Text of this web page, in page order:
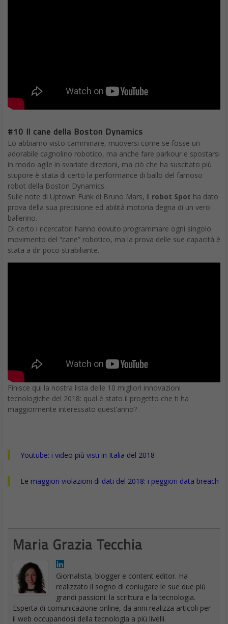
#10 Il cane della Boston Dynamics
Lo abbiamo visto camminare, muoversi come se fosse un
adorabile cagnolino robotico, ma anche fare parkour e spostarsi
in modo agile in svariate direzioni, ma ciò che ha suscitato più
stupore è stata di certo la performance di ballo del famoso
robot della Boston Dynamics.
Sulle note di Uptown Funk di Bruno Mars, il robot Spot ha dato
prova della sua precisione ed abilità motoria degna di un vero
ballerino.
Di certo i ricercatori hanno dovuto programmare ogni singolo
movimento del “cane” robotico, ma la prova delle sue capacità è
stata a dir poco strabiliante.
Finisce qui la nostra lista delle 10 migliori innovazioni
tecnologiche del 2018: qual è stato il progetto che ti ha
maggiormente interessato quest’anno?
Youtube: i video più visti in Italia del 2018
Le maggiori violazioni di dati del 2018: i peggiori data breach
Maria Grazia Tecchia
Giornalista, blogger e content editor. Ha
realizzato il sogno di coniugare le sue due più
grandi passioni: la scrittura e la tecnologia.
Esperta di comunicazione online, da anni realizza articoli per
il web occupandosi della tecnologia a più livelli.